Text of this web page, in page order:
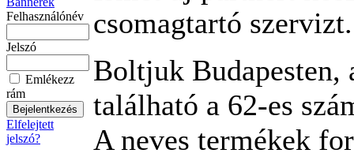
Felhasználónév
Jelszó
Emlékezz
rám
Elfelejtett
jelszó?
csomagtartó szervizt.
Boltjuk Budapesten,
található a 62-es
A neves termékek